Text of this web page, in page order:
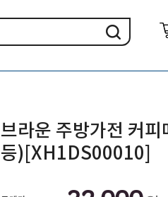
브라운 주방가전 커
등)[XH1DS00010]